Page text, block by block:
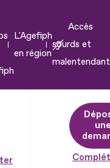
L'Agefiph
en région
Accès
sourds et